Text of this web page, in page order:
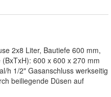
2x8 Liter, Bautiefe 600 mm,
600 x 600 x 270 mm
h 1/2" Gasanschluss werkseitig
beiliegende Düsen auf